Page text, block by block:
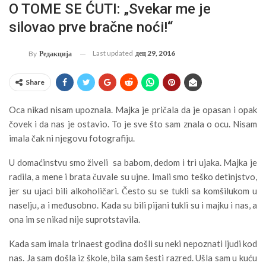
O TOME SE ĆUTI: „Svekar me je
silovao prve bračne noći!“
By Редакција Last updated дец 29, 2016
Share
Oca nikad nisam upoznala. Majka je pričala da je opasan i opak
čovek i da nas je ostavio. To je sve što sam znala o ocu. Nisam
imala čak ni njegovu fotografiju.
U domaćinstvu smo živeli sa babom, dedom i tri ujaka. Majka je
radila, a mene i brata čuvale su ujne. Imali smo teško detinjstvo,
jer su ujaci bili alkoholičari. Često su se tukli sa komšilukom u
naselju, a i međusobno. Kada su bili pijani tukli su i majku i nas, a
ona im se nikad nije suprotstavila.
Kada sam imala trinaest godina došli su neki nepoznati ljudi kod
nas. Ja sam došla iz škole, bila sam šesti razred. Ušla sam u kuću